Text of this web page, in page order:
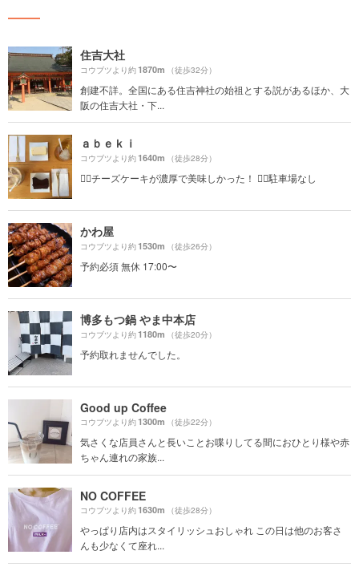
住吉大社
コウブツより約1870m （徒歩32分）
創建不詳。全国にある住吉神社の始祖とする説があるほか、大
阪の住吉大社・下...
ａｂｅｋｉ
コウブツより約1640m （徒歩28分）
☝🏻チーズケーキが濃厚で美味しかった！ ☝🏻駐車場なし
かわ屋
コウブツより約1530m （徒歩26分）
予約必須 無休 17:00〜
博多もつ鍋 やま中本店
コウブツより約1180m （徒歩20分）
予約取れませんでした。
Good up Coffee
コウブツより約1300m （徒歩22分）
気さくな店員さんと長いことお喋りしてる間におひとり様や赤
ちゃん連れの家族...
NO COFFEE
コウブツより約1630m （徒歩28分）
やっぱり店内はスタイリッシュおしゃれ この日は他のお客さ
んも少なくて座れ...